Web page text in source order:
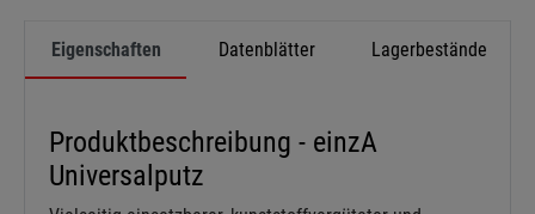
Eigenschaften Datenblätter Lagerbestände
Produktbeschreibung - einzA
Universalputz